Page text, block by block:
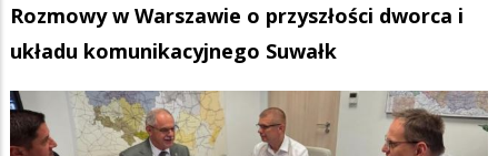
Rozmowy w Warszawie o przyszłości dworca i
układu komunikacyjnego Suwałk